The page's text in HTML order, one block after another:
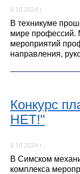
8.10.2024 г.
В техникуме
мире профессий.
мероприятий
направления,
Конкурс
НЕТ!"
8.10.2024 г.
В Симском
комплекса